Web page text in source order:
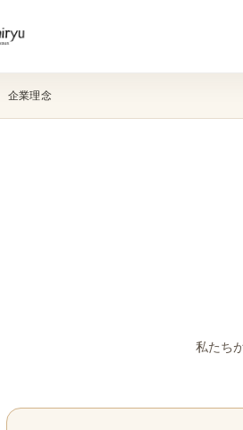
企業理念
私たち